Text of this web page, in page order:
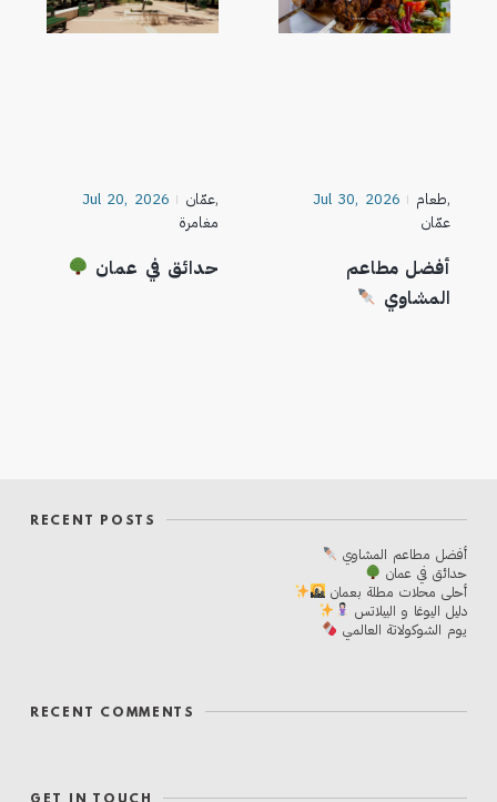
Jul 30, 2026 طعام,
عمّان
أفضل مطاعم
المشاوي
Jul 20, 2026 عمّان,
مغامرة
حدائق في عمان
RECENT POSTS
أفضل مطاعم المشاوي
حدائق في عمان
أحلی محلات مطلة بعمان
دليل اليوغا و البيلاتس
يوم الشوكولاتة العالمي
RECENT COMMENTS